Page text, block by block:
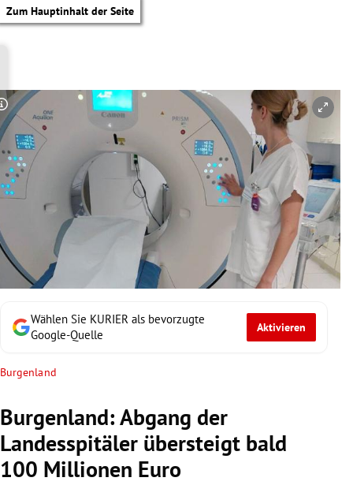
Zum Hauptinhalt der Seite
Untermenü
Untermenü
Untermenü
Untermenü
Wählen Sie KURIER als bevorzugte
Google-Quelle
Aktivieren
Burgenland
Burgenland: Abgang der
Landesspitäler übersteigt bald
100 Millionen Euro
Copyright-Hinweis öffnen/schließen